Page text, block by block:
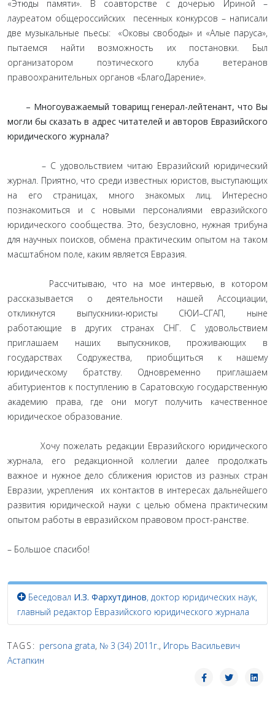
«Этюды памяти». В соавторстве с дочерью Ириной –
лауреатом общероссийских песенных конкурсов – написали
две музыкальные пьесы: «Оковы свободы» и «Алые паруса»,
пытаемся найти возможность их постановки. Был
организатором поэтического клуба ветеранов
правоохранительных органов «БлагоДарение».
– Многоуважаемый товарищ генерал-лейтенант, что Вы
могли бы сказать в адрес читателей и авторов Евразийского
юридического журнала?
– С удовольствием читаю Евразийский юридический
журнал. Приятно, что среди известных юристов, выступающих
на его страницах, много знакомых лиц. Интересно
познакомиться и с новыми персоналиями евразийского
юридического сообщества. Это, безусловно, нужная трибуна
для научных поисков, обмена практическим опытом на таком
масштабном поле, каким является Евразия.
Рассчитываю, что на мое интервью, в котором
рассказывается о деятельности нашей Ассоциации,
откликнутся выпускники-юристы СЮИ–СГАП, ныне
работающие в других странах СНГ. С удовольствием
приглашаем наших выпускников, проживающих в
государствах Содружества, приобщиться к нашему
юридическому братству. Одновременно приглашаем
абитуриентов к поступлению в Саратовскую государственную
академию права, где они могут получить качественное
юридическое образование.
Хочу пожелать редакции Евразийского юридического
журнала, его редакционной коллегии далее продолжать
важное и нужное дело сближения юристов из разных стран
Евразии, укрепления их контактов в интересах дальнейшего
развития юридической науки с целью обмена практическим
опытом работы в евразийском правовом прост-ранстве.
– Большое спасибо!
Беседовал И.З. Фархутдинов, доктор юридических наук,
главный редактор Евразийского юридического журнала
TAGS: persona grata, № 3 (34) 2011г., Игорь Васильевич
Астапкин